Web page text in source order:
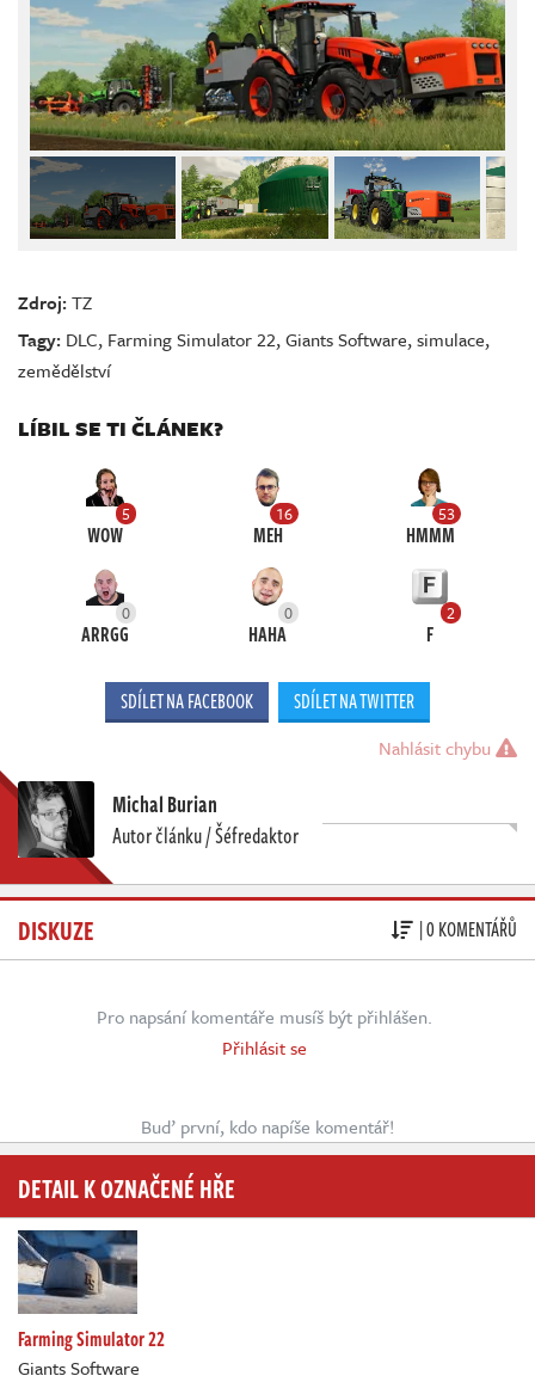
Zdroj:TZ
Tagy: DLC, Farming Simulator 22,Giants Software,simulace,
zemědělství
LÍBIL SE TI ČLÁNEK?
5
WOW
16
MEH
53
HMMM
0
ARRGG
0
HAHA
2
F
SDÍLET NA FACEBOOK SDÍLET NA TWITTER
Nahlásit chybu
Michal Burian
Autor článku / Šéfredaktor
DISKUZE | 0 KOMENTÁŘŮ
Pro napsání komentáře musíš být přihlášen.
Přihlásit se
Buď první, kdo napíše komentář!
DETAIL K OZNAČENÉ HŘE
Farming Simulator 22
Giants Software